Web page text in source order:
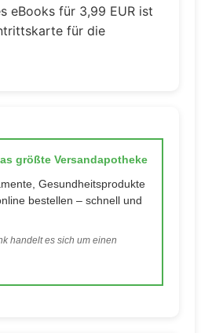
eBooks für 3,99 EUR ist
für die
größte Versandapotheke
Gesundheitsprodukte
bestellen – schnell und
handelt es sich um einen